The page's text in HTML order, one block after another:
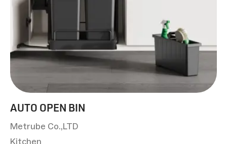
AUTO OPEN BIN
Metrube Co.,LTD
Kitchen